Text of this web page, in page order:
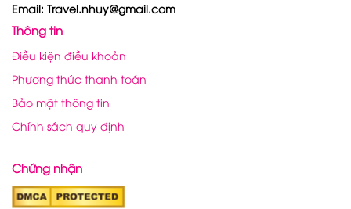
Email: Travel.nhuy@gmail.com
Thông tin
Điều kiện điều khoản
Phương thức thanh toán
Bảo mật thông tin
Chính sách quy định
Chứng nhận